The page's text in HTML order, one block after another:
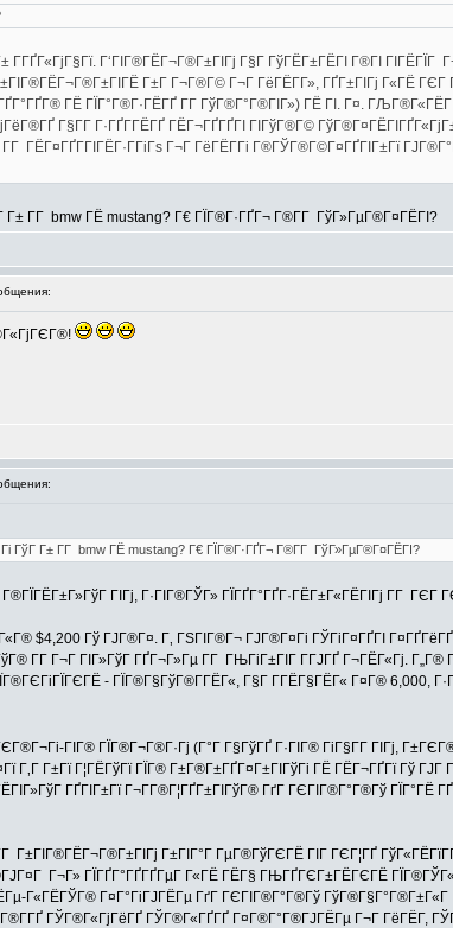
Г­ГҐГ«ГјГ§Гї. Г‘ГІГ®ГЁГ¬Г®Г±ГІГј Г§Г ГўГЁГ±ГЁГІ Г®ГІ
Г±Г Г¬Г®Г© Г¬Г ГёГЁГ­Г», ГҐГ±ГІГј Г«ГЁ
ГЁ ГЇГ°Г®Г·ГЁГҐ Г­Г ГўГ®Г°Г®ГІГ») ГЁ ГІ. Г¤.
Г§Г­Г Г·ГҐГ­ГЁГҐ ГЁГ¬ГҐГҐГІ ГІГўГ®Г©
Г­Г ГЁГ¤ГҐГ­ГІГЁГ·Г­ГіГѕ Г¬Г ГёГЁГ­Гі Г®ГЎГ®Г©Г¤ГҐГІГ±Гї
Г­Г bmw ГЁ mustang? Г€ ГЇГ®Г·ГҐГ¬ Г®Г­Г ГўГ»ГµГ®Г¤ГЁГІ?
ГўГ Г± Г­Г bmw ГЁ mustang? Г€ ГЇГ®Г·ГҐГ¬ Г®Г­Г ГўГ»ГµГ®Г¤ГЁГІ?
ГІГј, Г·ГІГ®ГЎГ» ГЇГҐГ°ГҐГ·ГЁГ±Г«ГЁГІГј Г­Г
$4,200 Гў ГЈГ®Г¤. Г‚ ГЅГІГ®Г¬ ГЈГ®Г¤Гі ГЎГіГ¤ГҐГІ
Г­Г Г¬Г ГІГ»ГўГ ГҐГ¬Г»Гµ Г­Г ГЊГіГ±ГІГ Г­ГЈГҐ Г¬ГЁГ«Гј.
- ГЇГ®Г§ГўГ®Г­ГЁГ«, Г§Г Г­ГЁГ§ГЁГ« Г¤Г® 6,000,
ГІГ® ГЇГ®Г¬Г®Г·Гј (Г°Г Г§ГўГҐ Г·ГІГ® ГіГ§Г­Г ГІГј,
Г±Гї Г¦ГЁГўГї ГЇГ® Г±Г®Г±ГҐГ¤Г±ГІГўГі ГЁ ГЁГ¬ГҐГї Гў ГЈГ
ГҐГІГ±Гї Г¬Г­Г®Г¦ГҐГ±ГІГўГ® ГґГ ГЄГІГ®Г°Г®Гў
Г±ГІГ°Г ГµГ®ГўГЄГЁ ГІГ ГЄГ¦ГҐ
Г¬Г» ГЇГҐГ°ГҐГҐГµГ Г«ГЁ ГЁГ§ ГЊГҐГЄГ±ГЁГЄГЁ
Г«ГЁГЎГ® Г¤Г°ГіГЈГЁГµ ГґГ ГЄГІГ®Г°Г®Гў
ГЎГ®Г«ГјГёГҐ ГЎГ®Г«ГҐГҐ Г¤Г®Г°Г®ГЈГЁГµ Г¬Г ГёГЁГ­,